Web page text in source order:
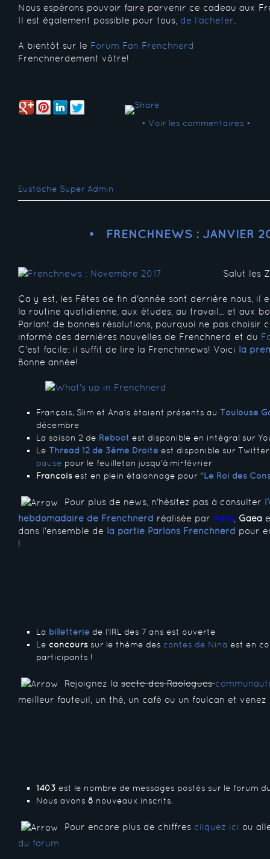
Nous espérons pouvoir faire parvenir ce cadeau aux
Il est également possible pour tous, de l'acheter
A bientôt sur le Forum Fan Frenchnerd
Frenchnerdement vôtre!
• Voir les commentaires •
Eustache Super Admin
FRENCHNEWS : JANVIER
Salut les
Ça y est, les Fêtes de fin d'année sont derrière nous, il
la routine quotidienne, aux études, au travail... et aux
Parlant de bonnes résolutions, pourquoi ne pas choisir
informé des dernières nouvelles de Frenchnerd et du
C'est facile: il suffit de lire la Frenchnnews! Voici la
Bonne année!
François, Slim et Anaïs étaient présents au Toulouse
décembre
La saison 2 de Reboot est disponible en intégral sur
Le Thread 12 de 3ème Droite est disponible sur
pause pour le feuilleton jusqu'à mi-février
François est en plein étalonnage pour "Le Roi des
Pour plus de news, n'hésitez pas à consulter
hebdomadaire de Frenchnerd réalisée par Aelis Gaea
dans l'ensemble de la partie Parlons Frenchnerd pour
!
La billetterie de l'IRL des 7 ans est ouverte
Le concours sur le thème des contes de Nina est en
participants !
Rejoignez la secte des Raologues
meilleur fauteuil, un thé, un café ou un foulcan et
1403 est le nombre de messages postés sur le forum
Nous avons 8 nouveaux inscrits.
Pour encore plus de chiffres cliquez ici ou
du forum